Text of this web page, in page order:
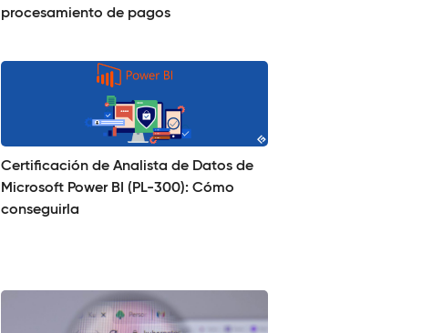
procesamiento de pagos
Certificación de Analista de Datos de
Microsoft Power BI (PL-300): Cómo
conseguirla